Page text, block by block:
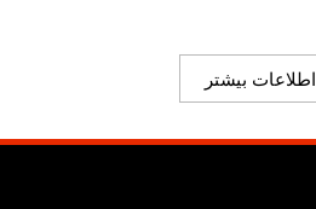
اطلاعات بیشتر